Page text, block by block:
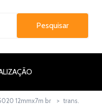
12mmx7m br > trans.